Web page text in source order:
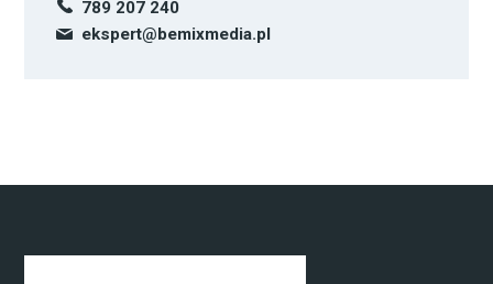
789 207 240
ekspert@bemixmedia.pl